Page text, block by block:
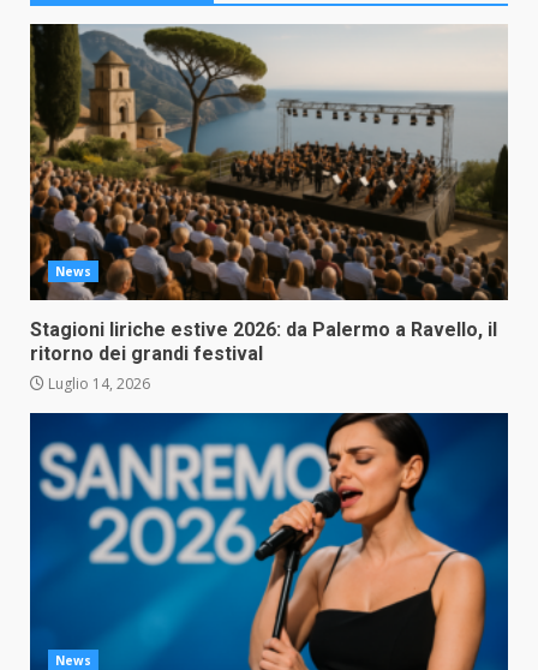
News
Stagioni liriche estive 2026: da Palermo a Ravello, il
ritorno dei grandi festival
Luglio 14, 2026
News